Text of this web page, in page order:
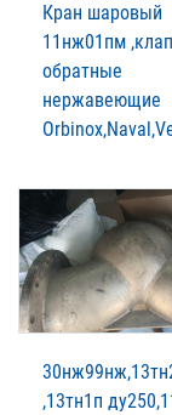
Кран шаровый
11нж01пм
обратные
нержавеющие
,13тн1п